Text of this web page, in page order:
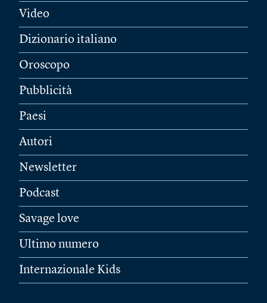
Video
Dizionario italiano
Oroscopo
Pubblicità
Paesi
Autori
Newsletter
Podcast
Savage love
Ultimo numero
Internazionale Kids